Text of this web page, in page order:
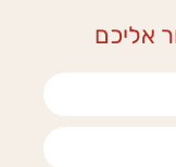
אליכם